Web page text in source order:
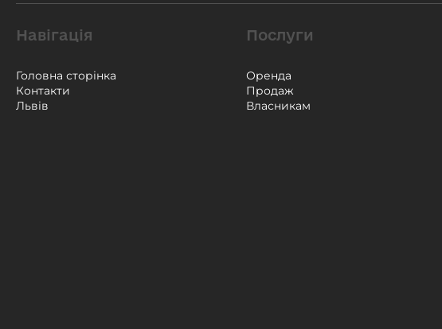
Навігація
Головна сторінка
Контакти
Львів
Послуги
Оренда
Продаж
Власникам